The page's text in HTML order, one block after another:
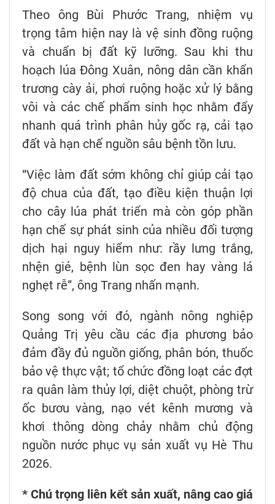
Theo ông Bùi Phước Trang, nhiệm vụ
trọng tâm hiện nay là vệ sinh đồng ruộng
và chuẩn bị đất kỹ lưỡng. Sau khi thu
hoạch lúa Đông Xuân, nông dân cần khẩn
trương cày ải, phơi ruộng hoặc xử lý bằng
vôi và các chế phẩm sinh học nhằm đẩy
nhanh quá trình phân hủy gốc rạ, cải tạo
đất và hạn chế nguồn sâu bệnh tồn lưu.
“Việc làm đất sớm không chỉ giúp cải tạo
độ chua của đất, tạo điều kiện thuận lợi
cho cây lúa phát triển mà còn góp phần
hạn chế sự phát sinh của nhiều đối tượng
dịch hại nguy hiểm như: rầy lưng trắng,
nhện gié, bệnh lùn sọc đen hay vàng lá
nghẹt rễ”, ông Trang nhấn mạnh.
Song song với đó, ngành nông nghiệp
Quảng Trị yêu cầu các địa phương bảo
đảm đầy đủ nguồn giống, phân bón, thuốc
bảo vệ thực vật; tổ chức đồng loạt các đợt
ra quân làm thủy lợi, diệt chuột, phòng trừ
ốc bươu vàng, nạo vét kênh mương và
khơi thông dòng chảy nhằm chủ động
nguồn nước phục vụ sản xuất vụ Hè Thu
2026.
* Chú trọng liên kết sản xuất, nâng cao giá